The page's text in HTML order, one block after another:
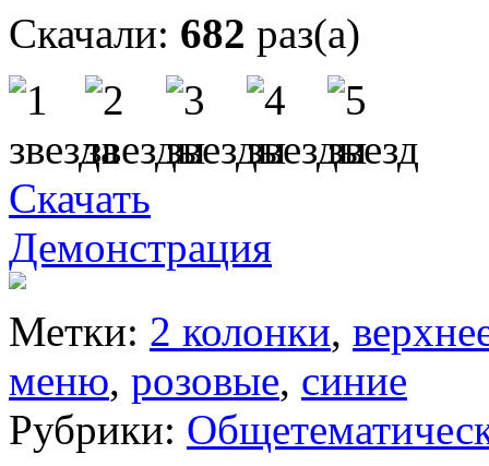
Скачали: 682 раз(а)
Скачать
Демонстрация
Метки: 2 колонки,
меню, розовые, синие
Рубрики: